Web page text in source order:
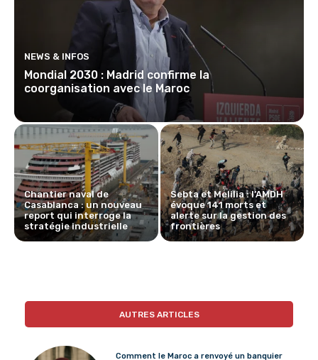
NEWS & INFOS
Mondial 2030 : Madrid confirme la
coorganisation avec le Maroc
Chantier naval de
Casablanca : un nouveau
report qui interroge la
stratégie industrielle
Sebta et Melilia : l’AMDH
évoque 141 morts et
alerte sur la gestion des
frontières
AUTRES ARTICLES
Comment le Maroc a renvoyé un banquier